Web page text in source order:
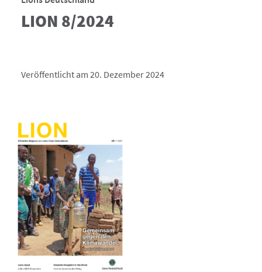
LION 8/2024
Veröffentlicht am 20. Dezember 2024